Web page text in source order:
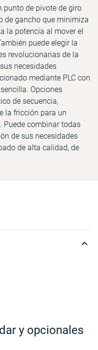
punto de pivote de giro
de gancho que minimiza
la potencia al mover el
puede elegir la
revolucionarias de la
necesidades
mediante PLC con
Opciones
de secuencia,
la fricción para un
Puede combinar todas
de sus necesidades
de alta calidad, de
y opcionales